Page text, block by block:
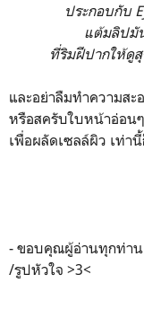
ประกอบกับ
แต้มลิปมั
ที่ริมฝีปากให้ดู
และอย่าลืมทำความสะ
หรือสครับใบหน้าอ่อนๆ
เพื่อผลัดเซลล์ผิว เท่า
- ขอบคุณผู้อ่านทุกท่าน
/รูปหัวใจ >3<